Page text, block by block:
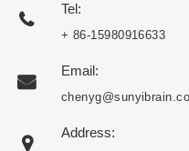
Tel:
+ 86-15980916633
Email:
Address: